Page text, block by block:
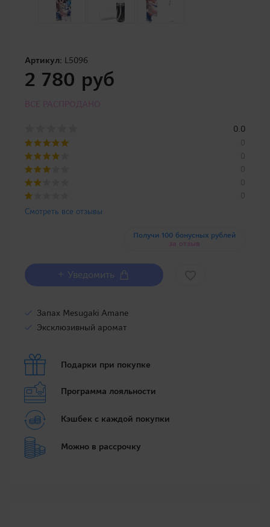
Артикул: L5096
2 780 руб
ВСЕ РАСПРОДАНО
0.0
0
0
0
0
0
Смотреть все отзывы
Получи 100 бонусных рублей
за отзыв
+ Уведомить
Запах Mesugaki Amane
Эксклюзивный аромат
Подарки при покупке
Программа лояльности
Кэшбек с каждой покупки
Можно в рассрочку